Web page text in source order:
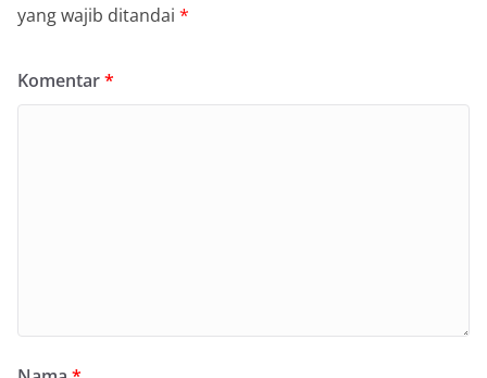
yang wajib ditandai *
Komentar*